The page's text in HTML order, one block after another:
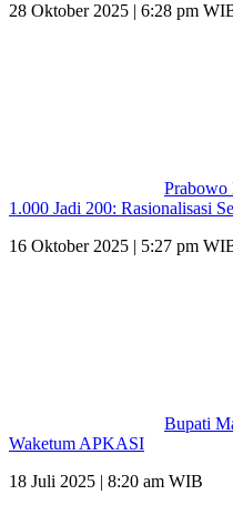
28 Oktober 2025 | 6:28 pm
Prabowo
1.000 Jadi 200: Rasionalisasi
16 Oktober 2025 | 5:27 pm
Bupati
Waketum APKASI
18 Juli 2025 | 8:20 am WIB